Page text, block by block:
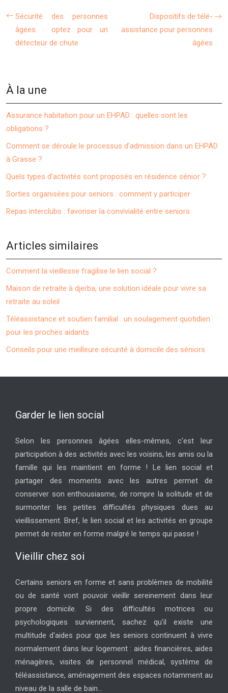
Sécurité des personnes
âgées : optez pour un
détecteur de chute
Dispositifs de télé-
assistance pour personnes
âgées
À la une
Assurance habitation pour un EHPAD : quelles sont les
obligations ?
Comment se déroule le processus d’admission dans un EHPAD
à Grasse ?
Quels types d’activités sont proposés en résidence sénior ?
Sorties organisées pour seniors : comment y participer
Repas interclubs : favoriser la convivialité entre seniors
Articles similaires
Comment la vieillesse fragilise le lien social ?
Maison de retraite à djerba, une solution idéale pour vivre sa
retraite au soleil
Téléassistance et soutien familial : un soulagement quotidien
pour les proches aidants
Conseils pour une meilleure sécurité à domicile des séniors
Garder le lien social
Selon les personnes âgées elles-mêmes, c'est leur
participation à des activités avec les voisins, les amis ou la
famille qui les maintient en forme ! Le lien social et
partager des moments avec les autres permet de
conserver son enthousiasme, de rompre la solitude et de
surmonter les petites difficultés physiques dues au
vieillissement. Bref, le lien social et les activités en groupe
permet de rester en forme malgré le temps qui passe !
Vieillir chez soi
Certains seniors en forme et sans problèmes de mobilité
ou de santé vont pouvoir vieillir sereinement dans leur
propre domicile. Si des difficultés motrices ou
psychologiques surviennent, sachez qu'il existe une
multitude d'aides pour que les seniors continuent à vivre
normalement dans leur logement : aides financières, aides
ménagères, visites de personnel médical, système de
téléassistance, aménagement des espaces notamment au
niveau de la salle de bain...